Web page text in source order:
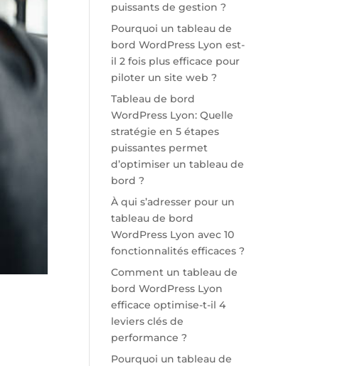
puissants de gestion ?
Pourquoi un tableau de
bord WordPress Lyon est-
il 2 fois plus efficace pour
piloter un site web ?
Tableau de bord
WordPress Lyon: Quelle
stratégie en 5 étapes
puissantes permet
d’optimiser un tableau de
bord ?
À qui s’adresser pour un
tableau de bord
WordPress Lyon avec 10
fonctionnalités efficaces ?
Comment un tableau de
bord WordPress Lyon
efficace optimise-t-il 4
leviers clés de
performance ?
Pourquoi un tableau de